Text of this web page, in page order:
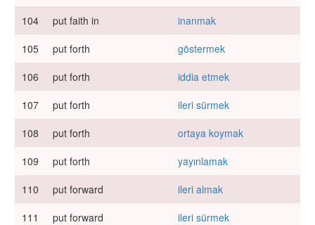
104
put faith in
inanmak
105
put forth
göstermek
106
put forth
iddia etmek
107
put forth
ileri sürmek
108
put forth
ortaya koymak
109
put forth
yayınlamak
110
put forward
ileri almak
111
put forward
ileri sürmek